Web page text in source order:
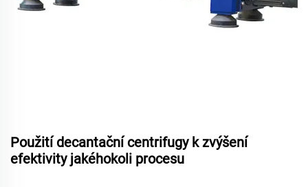
Použití decantační centrifugy k zvýšení
efektivity jakéhokoli procesu